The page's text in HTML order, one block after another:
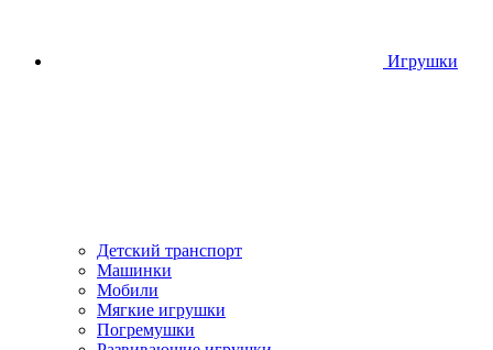
Игрушки
Детский транспорт
Машинки
Мобили
Мягкие игрушки
Погремушки